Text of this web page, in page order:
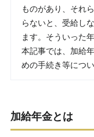
ものがあり、それ
らないと、受給し
ます。そういった
本記事では、加給
めの手続き等につ
加給年金とは